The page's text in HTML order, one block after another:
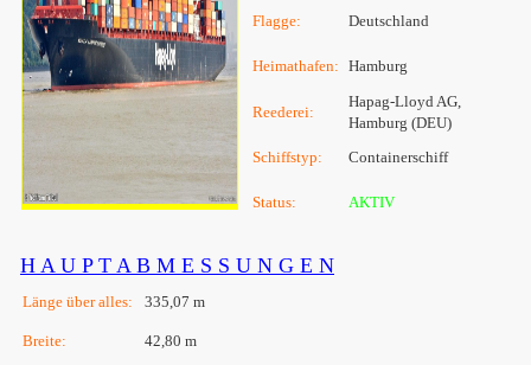
Flagge: Deutschland
Heimathafen: Hamburg
Reederei:
Hapag-Lloyd AG,
Hamburg (DEU)
Schiffstyp:
Containerschiff
Status: AKTIV
H A U P T A B M E S S U N G E N
Länge über alles: 335,07 m
Breite: 42,80 m